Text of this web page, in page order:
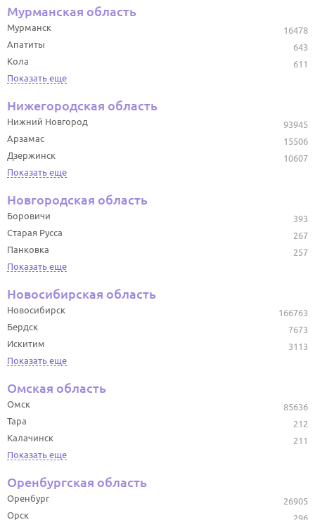
Мурманская область
16478
Мурманск
643
Апатиты
611
Кола
Показать еще
Нижегородская область
93945
Нижний Новгород
15506
Арзамас
10607
Дзержинск
Показать еще
Новгородская область
393
Боровичи
267
Старая Русса
257
Панковка
Показать еще
Новосибирская область
166763
Новосибирск
7673
Бердск
3113
Искитим
Показать еще
Омская область
85636
Омск
212
Тара
211
Калачинск
Показать еще
Оренбургская область
26905
Оренбург
296
Орск